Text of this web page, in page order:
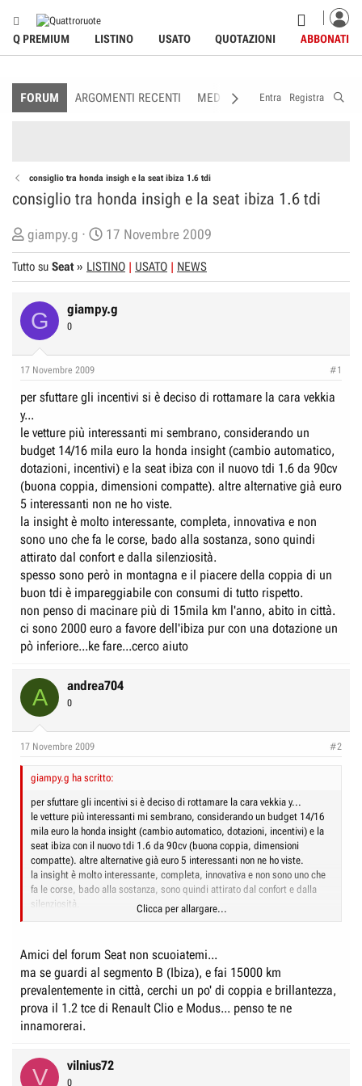
Q PREMIUM LISTINO USATO QUOTAZIONI ABBONATI
FORUM ARGOMENTI RECENTI MEDIA MEMBRI
Entra Registra
consiglio tra honda insigh e la seat ibiza 1.6 tdi
consiglio tra honda insigh e la seat ibiza 1.6 tdi
C
r
e
t
o
e
s
c
u
s
s
i
o
n
e
giampy.g
D
a
t
d
i
o
17 Novembre 2009
Tutto su Seat» LISTINO USATO NEWS
G giampy.g
0
17 Novembre 2009 #1
per sfuttare gli incentivi si è deciso di rottamare la cara vekkia
y...
le vetture più interessanti mi sembrano, considerando un
budget 14/16 mila euro la honda insight (cambio automatico,
dotazioni, incentivi) e la seat ibiza con il nuovo tdi 1.6 da 90cv
(buona coppia, dimensioni compatte). altre alternative già euro
5 interessanti non ne ho viste.
la insight è molto interessante, completa, innovativa e non
sono uno che fa le corse, bado alla sostanza, sono quindi
attirato dal confort e dalla silenziosità.
spesso sono però in montagna e il piacere della coppia di un
buon tdi è impareggiabile con consumi di tutto rispetto.
non penso di macinare più di 15mila km l'anno, abito in città.
ci sono 2000 euro a favore dell'ibiza pur con una dotazione un
pò inferiore...ke fare...cerco aiuto
A andrea704
0
17 Novembre 2009 #2
giampy.g ha scritto:
per sfuttare gli incentivi si è deciso di rottamare la cara vekkia y...
le vetture più interessanti mi sembrano, considerando un budget 14/16
mila euro la honda insight (cambio automatico, dotazioni, incentivi) e la
seat ibiza con il nuovo tdi 1.6 da 90cv (buona coppia, dimensioni
compatte). altre alternative già euro 5 interessanti non ne ho viste.
la insight è molto interessante, completa, innovativa e non sono uno che
fa le corse, bado alla sostanza, sono quindi attirato dal confort e dalla
silenziosità.
spesso sono però in montagna e il piacere della coppia di un buon tdi è
non penso di macinare più di 15mila km l'anno, abito in città.
ci sono 2000 euro a favore dell'ibiza pur con una dotazione un pò
inferiore...ke fare...cerco aiuto
Clicca per allargare...
Amici del forum Seat non scuoiatemi...
ma se guardi al segmento B (Ibiza), e fai 15000 km
prevalentemente in città, cerchi un po' di coppia e brillantezza,
prova il 1.2 tce di Renault Clio e Modus... penso te ne
innamorerai.
V vilnius72
0